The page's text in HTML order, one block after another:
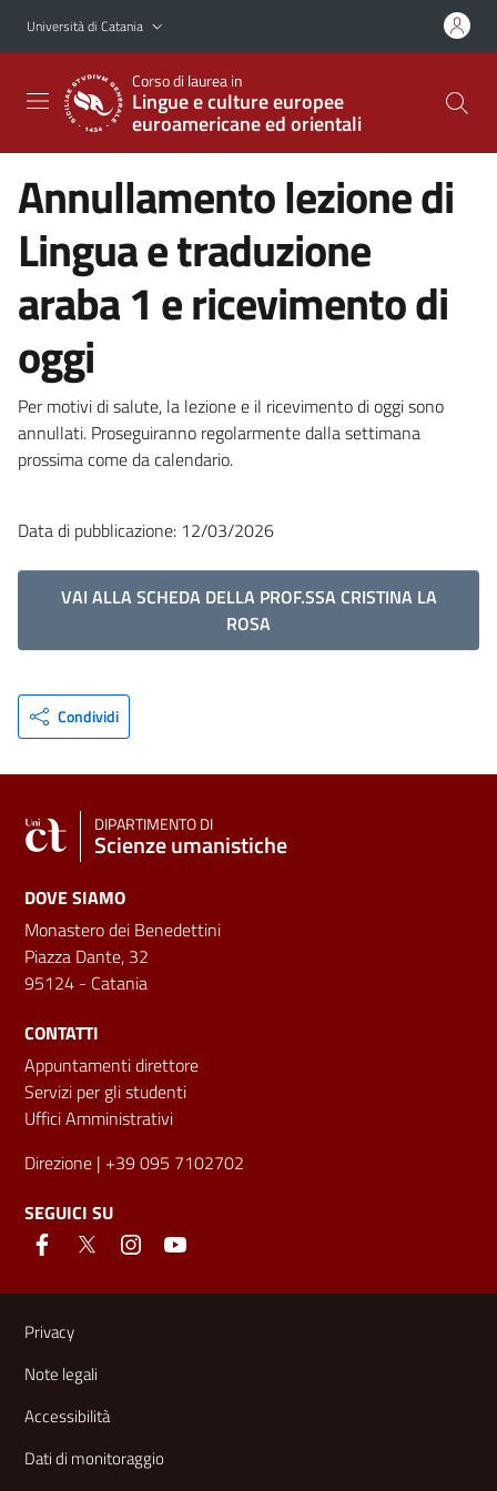
Vai al contenuto principale
Vai al menu di navigazione
Università di Catania
Corso di laurea in
Lingue e culture europee
euroamericane ed orientali
Annullamento lezione di
Lingua e traduzione
araba 1 e ricevimento di
oggi
Per motivi di salute, la lezione e il ricevimento di oggi sono
annullati. Proseguiranno regolarmente dalla settimana
prossima come da calendario.
Data di pubblicazione: 12/03/2026
VAI ALLA SCHEDA DELLA PROF.SSA CRISTINA LA
ROSA
Condividi
DIPARTIMENTO DI
Scienze umanistiche
DOVE SIAMO
Monastero dei Benedettini
Piazza Dante, 32
95124 - Catania
CONTATTI
Appuntamenti direttore
Servizi per gli studenti
Uffici Amministrativi
Direzione | +39 095 7102702
SEGUICI SU
Link e informazioni utili
Privacy
Note legali
Accessibilità
Dati di monitoraggio